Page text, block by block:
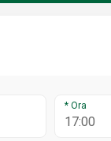
* Ora
17:00